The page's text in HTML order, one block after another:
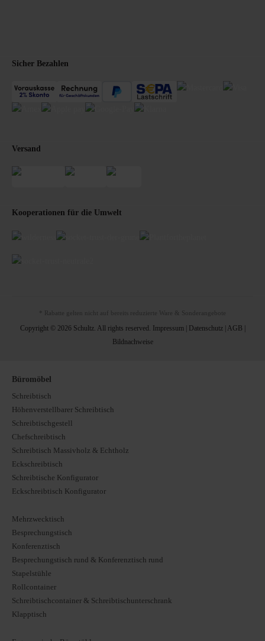
Sicher Bezahlen
Versand
Kooperationen für die Umwelt
* Rabatte gelten nicht auf bereits reduzierte Ware & Sonderangebote
Copyright © 2026 Schultz. All rights reserved. Impressum| Datenschutz| AGB
Bildnachweise
Büromöbel
Schreibtisch
Höhenverstellbarer Schreibtisch
Schreibtischgestell
Chefschreibtisch
Schreibtisch Massivholz & Echtholz
Eckschreibtisch
Schreibtische Konfigurator
Eckschreibtisch Konfigurator
Mehrzwecktisch
Besprechungstisch
Konferenztisch
Besprechungstisch rund & Konferenztisch rund
Stapelstühle
Rollcontainer
Schreibtischcontainer & Schreibtischunterschrank
Klapptisch